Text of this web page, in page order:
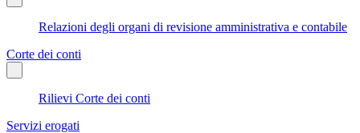
Relazioni degli organi di revisione amministrativa e contabile
Corte dei conti
Rilievi Corte dei conti
Servizi erogati